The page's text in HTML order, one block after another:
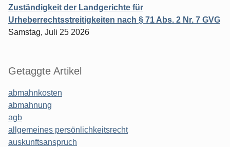
Zuständigkeit der Landgerichte für
Urheberrechtsstreitigkeiten nach § 71 Abs. 2 Nr. 7 GVG
Samstag, Juli 25 2026
Getaggte Artikel
abmahnkosten
abmahnung
agb
allgemeines persönlichkeitsrecht
auskunftsanspruch